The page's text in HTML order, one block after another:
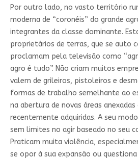
Por outro lado, no vasto território
moderna de “coronéis” do grande
integrantes da classe dominante.
proprietários de terras, que se auto
proclamam pela televisão como
agro é tudo”. Não criam muitos
valem de grileiros, pistoleiros e
formas de trabalho semelhante ao
na abertura de novas áreas
recentemente adquiridas. A seu
sem limites no agir baseado no seu
Praticam muita violência,
se opor à sua expansão ou